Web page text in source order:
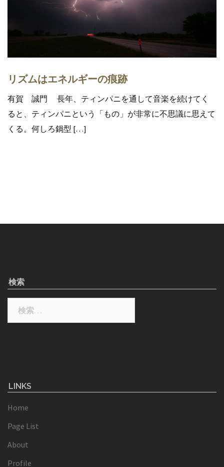
リズムはエネルギーの痕跡
有賀 誠門 長年、ティンパニを通して音楽を続けてく
ると、ティンパニという「もの」が非常に不思議に思えて
くる。何しろ鍋型 […]
検索
LINKS
Home
Page List
About
Profile